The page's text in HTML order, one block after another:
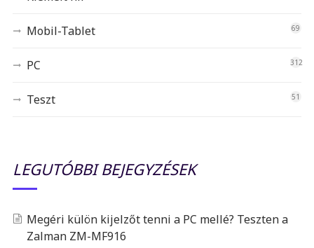
Mobil-Tablet 69
PC 312
Teszt 51
LEGUTÓBBI BEJEGYZÉSEK
Megéri külön kijelzőt tenni a PC mellé? Teszten a
Zalman ZM-MF916